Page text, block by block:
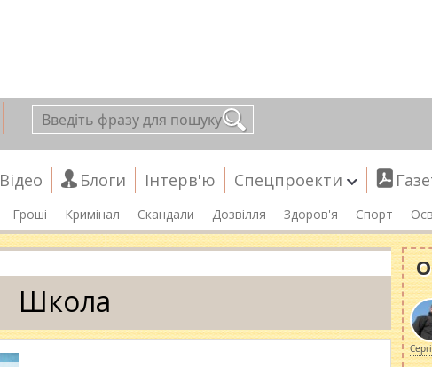
Відео Блоги Інтерв'ю Спецпроекти
Гроші Кримінал Скандали Дозвілля Здоров'я Спорт
Школа